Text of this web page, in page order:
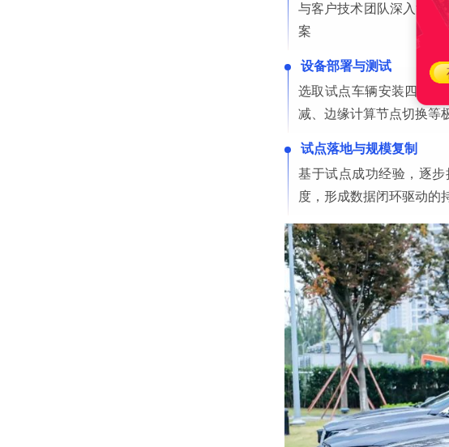
与客户技术团队深入沟通
案
设备部署与测试
选取试点车辆安装四信
减、边缘计算节点切换等
试点落地与规模复制
基于试点成功经验，逐
度，形成数据闭环驱动的